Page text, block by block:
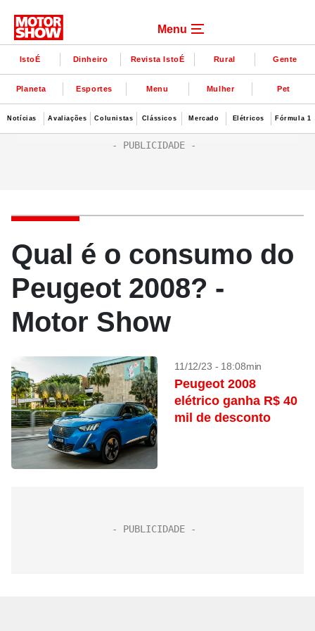
Menu
IstoÉ Dinheiro Revista IstoÉ Rural Gente
Planeta Esportes Menu Mulher Pet
Notícias Avaliações Colunistas Clássicos Mercado Elétricos Fórmula 1
Qual é o consumo do
Peugeot 2008? -
Motor Show
11/12/23 - 18:08min
Peugeot 2008
elétrico ganha R$ 40
mil de desconto